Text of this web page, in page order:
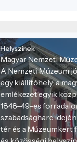
Helyszínek
Magyar Nemzeti
A Nemzeti Múzeum
egy kiállítóhely: a
emlékezet egyik
1848–49-es
szabadságharc
tér és a Múzeumkert